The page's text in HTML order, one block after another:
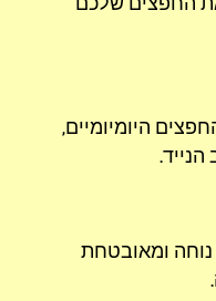
היומיומיים,
הנייד.
ומאובטחת